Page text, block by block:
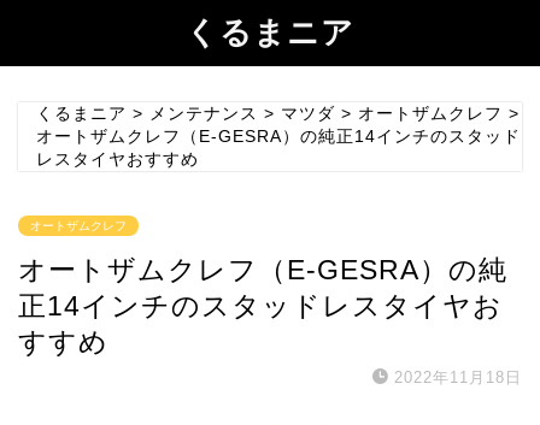
くるまニア
くるまニア > メンテナンス > マツダ > オートザムクレフ >
オートザムクレフ（E-GESRA）の純正14インチのスタッド
レスタイヤおすすめ
オートザムクレフ
オートザムクレフ（E-GESRA）の純
正14インチのスタッドレスタイヤお
すすめ
2022年11月18日